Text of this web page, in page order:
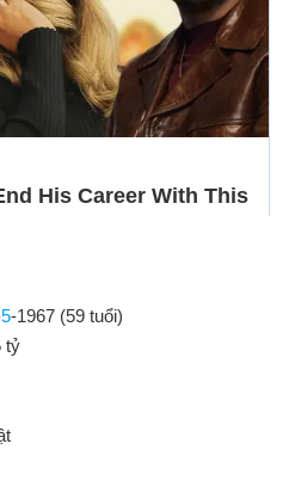
-1967 (59 tuổi)
tỷ